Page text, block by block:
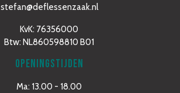
stefan@deflessenzaak.nl
KvK: 76356000
Btw: NL860598810 B01
OPENINGSTIJDEN
Ma: 13.00 - 18.00